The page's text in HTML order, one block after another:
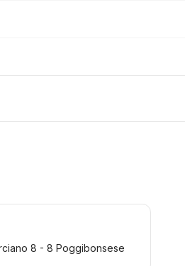
8 - 8 Poggibonsese